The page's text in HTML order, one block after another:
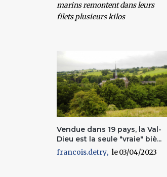
marins remontent dans leurs
filets plusieurs kilos
Vendue dans 19 pays, la Val-
Dieu est la seule "vraie" biè...
francois.detry
03/04/2023